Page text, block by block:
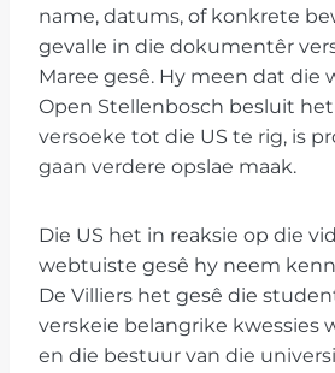
name, datums, of konkrete
gevalle in die dokumentêr
Maree gesê. Hy meen dat die
Open Stellenbosch besluit
versoeke tot die US te rig, is
gaan verdere opslae maak.
Die US het in reaksie op die
webtuiste gesê hy neem
De Villiers het gesê die
verskeie belangrike kwessies
en die bestuur van die